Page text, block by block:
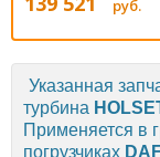
руб.
Указанная
турбина
Применяется в
погрузчиках